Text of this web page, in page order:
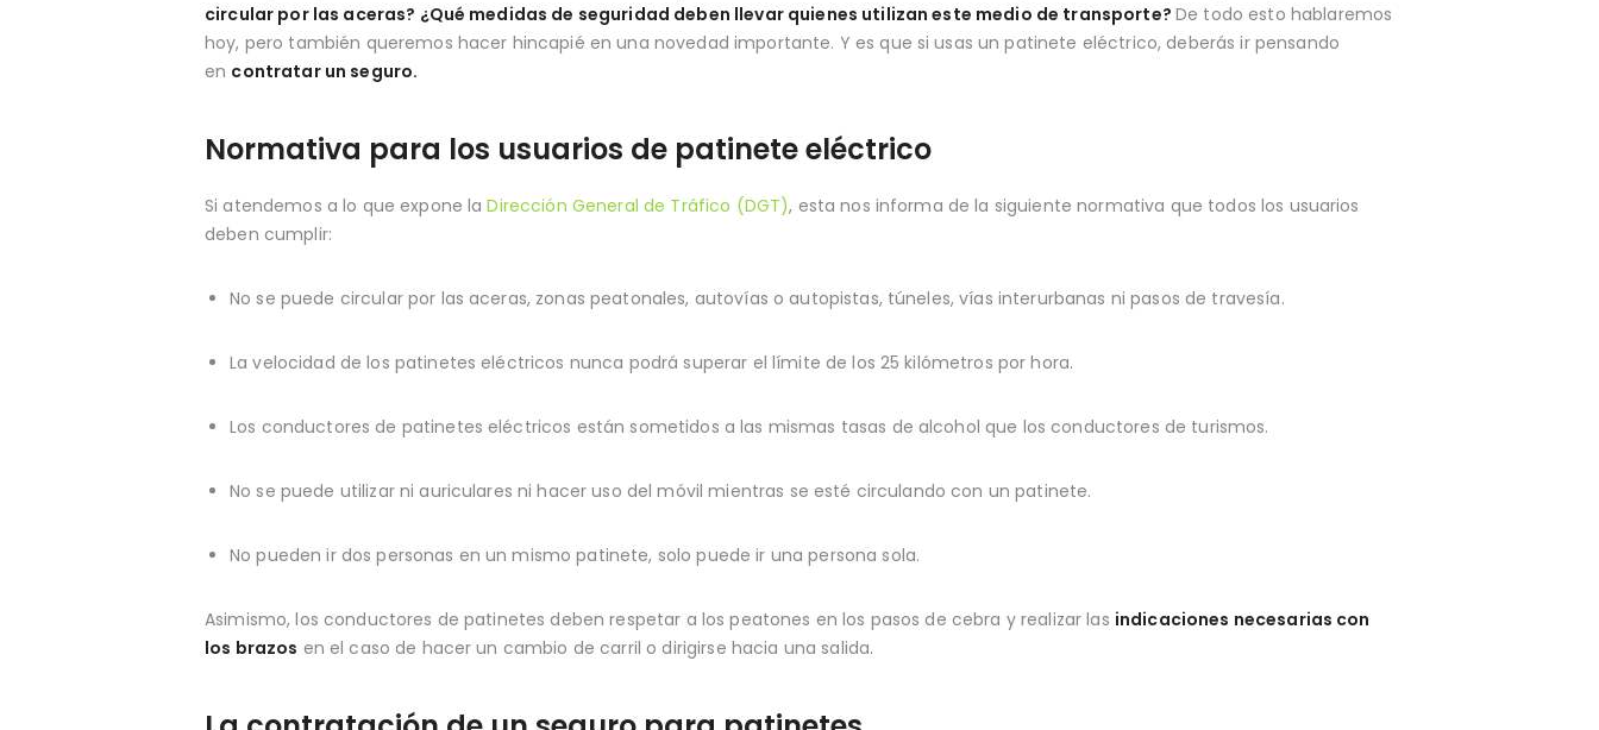
circular por las aceras? ¿Qué medidas de seguridad deben llevar quienes utilizan este medio de transporte? De todo esto hablaremos
hoy, pero también queremos hacer hincapié en una novedad importante. Y es que si usas un patinete eléctrico, deberás ir pensando
en contratar un seguro.
Normativa para los usuarios de patinete eléctrico
Si atendemos a lo que expone laDirección General de Tráfico (DGT), esta nos informa de la siguiente normativa que todos los usuarios
deben cumplir:
No se puede circular por las aceras, zonas peatonales, autovías o autopistas, túneles, vías interurbanas ni pasos de travesía.
La velocidad de los patinetes eléctricos nunca podrá superar el límite de los 25 kilómetros por hora.
Los conductores de patinetes eléctricos están sometidos a las mismas tasas de alcohol que los conductores de turismos.
No se puede utilizar ni auriculares ni hacer uso del móvil mientras se esté circulando con un patinete.
No pueden ir dos personas en un mismo patinete, solo puede ir una persona sola.
Asimismo, los conductores de patinetes deben respetar a los peatones en los pasos de cebra y realizar las indicaciones necesarias con
los brazos en el caso de hacer un cambio de carril o dirigirse hacia una salida.